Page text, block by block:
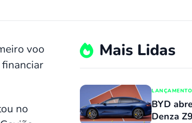
voo
no
Mais Lidas
BYD
Denza